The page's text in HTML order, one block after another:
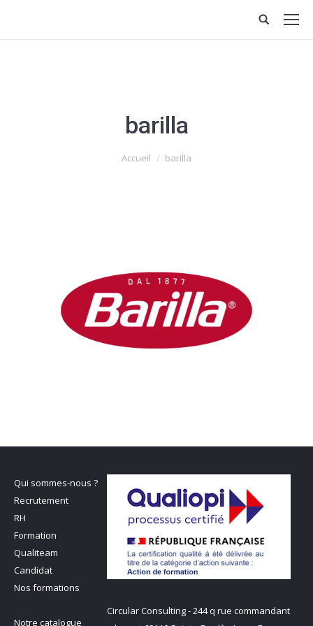
barilla
Accueil barilla
Qui sommes-nous ?
Recrutement
RH
Formation
Qualiteam
Candidat
Nos formations
Notre catalogue
Circular Consulting - 244 q rue commandant